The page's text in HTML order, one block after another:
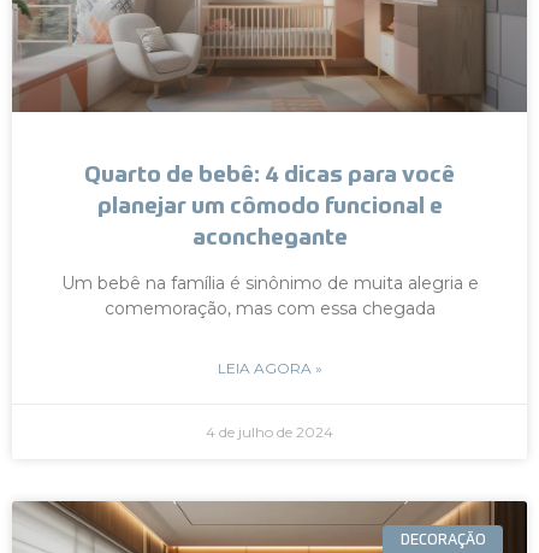
Quarto de bebê: 4 dicas para você
planejar um cômodo funcional e
aconchegante
Um bebê na família é sinônimo de muita alegria e
comemoração, mas com essa chegada
LEIA AGORA »
4 de julho de 2024
DECORAÇÃO